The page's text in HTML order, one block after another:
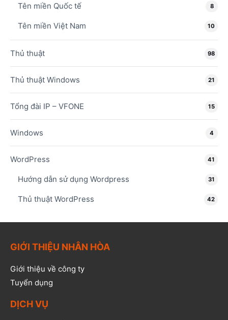
Tên miền Quốc tế 8
Tên miền Việt Nam 10
Thủ thuật 98
Thủ thuật Windows 21
Tổng đài IP – VFONE 15
Windows 4
WordPress 41
Hướng dẫn sử dụng Wordpress 31
Thủ thuật WordPress 42
GIỚI THIỆU NHÂN HÒA
Giới thiệu về công ty
Tuyển dụng
DỊCH VỤ